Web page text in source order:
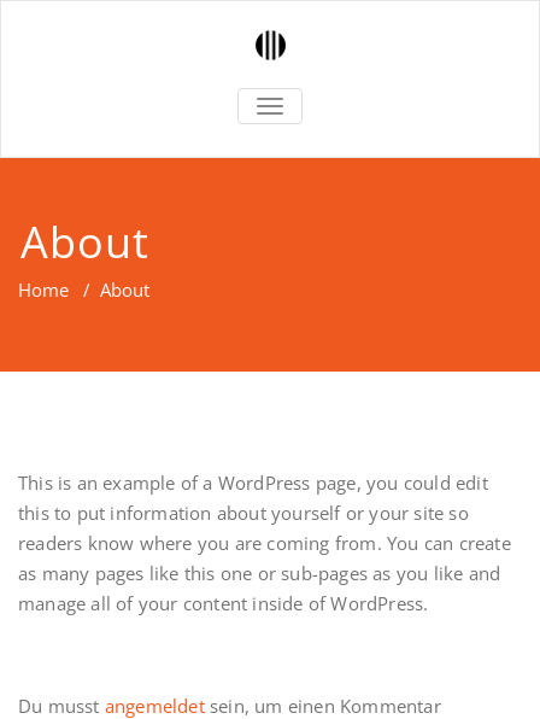
TOGGLE
About
Home / About
This is an example of a WordPress page, you could edit
this to put information about yourself or your site so
readers know where you are coming from. You can create
as many pages like this one or sub-pages as you like and
manage all of your content inside of WordPress.
Du musst angemeldetsein, um einen Kommentar